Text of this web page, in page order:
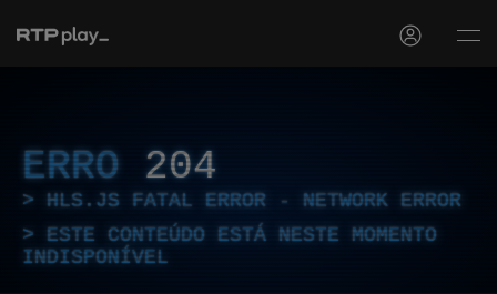
ERRO 204
HLS.JS FATAL ERROR - NETWORK ERROR
ESTE CONTEÚDO ESTÁ NESTE MOMENTO
INDISPONÍVEL